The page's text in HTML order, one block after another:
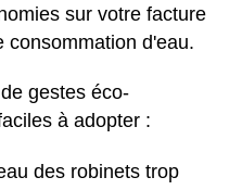
sur votre facture
consommation d'eau.
gestes éco-
à adopter :
des robinets trop